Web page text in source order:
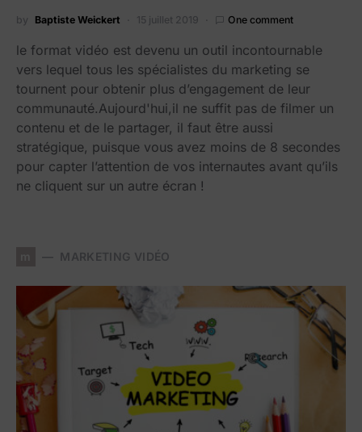
by Baptiste Weickert 15 juillet 2019 One comment
le format vidéo est devenu un outil incontournable
vers lequel tous les spécialistes du marketing se
tournent pour obtenir plus d’engagement de leur
communauté.Aujourd'hui,il ne suffit pas de filmer un
contenu et de le partager, il faut être aussi
stratégique, puisque vous avez moins de 8 secondes
pour capter l’attention de vos internautes avant qu’ils
ne cliquent sur un autre écran !
MARKETING VIDÉO